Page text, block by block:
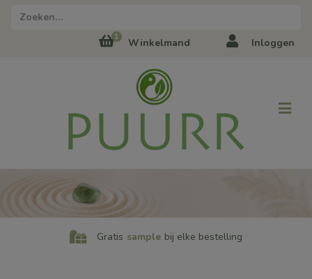
1 Winkelmand Inloggen
Gratis sample bij elke bestelling